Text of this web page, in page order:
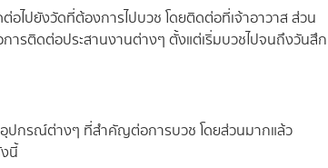
ไปยังวัดที่ต้องการไปบวช โดยติดต่อที่เจ้าอาวาส ส่วน
ารติดต่อประสานงานต่างๆ ตั้งแต่เริ่มบวชไปจนถึงวันสึก
ปกรณ์ต่างๆ ที่สำคัญต่อการบวช โดยส่วนมากแล้ว
นี้